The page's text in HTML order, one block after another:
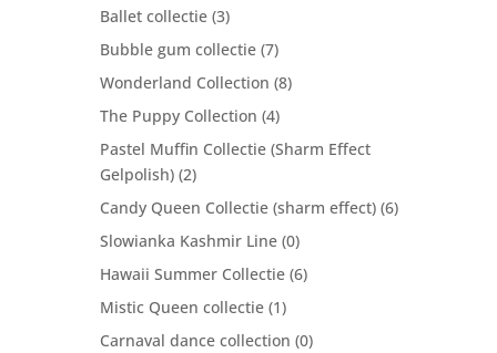
Ballet collectie (3)
Bubble gum collectie (7)
Wonderland Collection (8)
The Puppy Collection (4)
Pastel Muffin Collectie (Sharm Effect
Gelpolish) (2)
Candy Queen Collectie (sharm effect) (6)
Slowianka Kashmir Line (0)
Hawaii Summer Collectie (6)
Mistic Queen collectie (1)
Carnaval dance collection (0)